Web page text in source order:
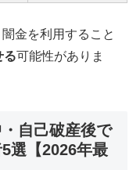
金を利用すること
る可能性がありま
自己破産後で
選【2026年最